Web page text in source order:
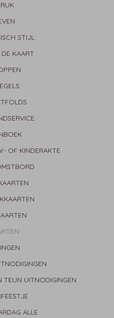
STIJL
KAART
OF KINDERAKTE
TEUN UITNODIGINGEN
ALLE